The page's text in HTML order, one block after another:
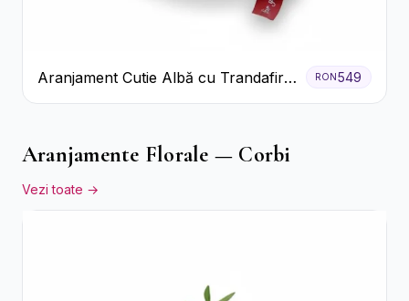
Aranjament Cutie Albă cu Trandafiri
Roșii și Raffaello
RON549
Aranjamente Florale — Corbi
Vezi toate →